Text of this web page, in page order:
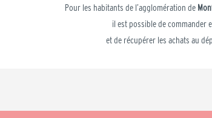
Pour les habitants de l’agglomération de
il est possible de commander
et de récupérer les achats au